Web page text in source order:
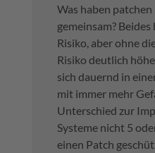
Was haben
gemeinsam?
Risiko, aber ohne
Risiko deutlich
sich dauernd in
mit immer mehr
Unterschied zur
Systeme nicht 5
einen Patch